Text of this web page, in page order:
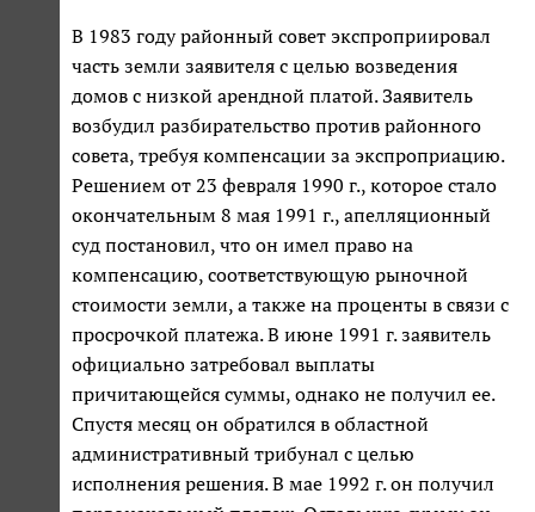
В 1983 году районный совет экспроприировал
часть земли заявителя с целью возведения
домов с низкой арендной платой. Заявитель
возбудил разбирательство против районного
совета, требуя компенсации за экспроприацию.
Решением от 23 февраля 1990 г., которое стало
окончательным 8 мая 1991 г., апелляционный
суд постановил, что он имел право на
компенсацию, соответствующую рыночной
стоимости земли, а также на проценты в связи с
просрочкой платежа. В июне 1991 г. заявитель
официально затребовал выплаты
причитающейся суммы, однако не получил ее.
Спустя месяц он обратился в областной
административный трибунал с целью
исполнения решения. В мае 1992 г. он получил